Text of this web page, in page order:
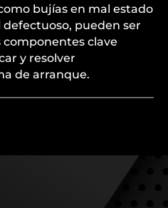
bujías en mal estado
pueden ser
componentes clave
y resolver
de arranque.